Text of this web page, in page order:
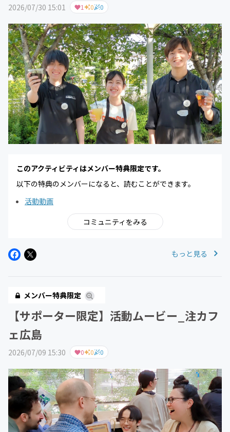
2026/07/30 15:01 1 0 0
このアクティビティはメンバー特典限定です。
以下の特典のメンバーになると、読むことができます。
活動動画
コミュニティをみる
もっと見る
メンバー特典限定
【サポーター限定】活動ムービー_注カフ
ェ広島
2026/07/09 15:30 0 0 0